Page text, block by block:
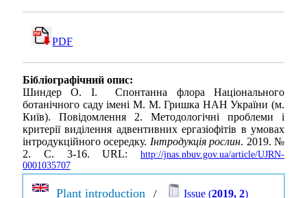
PDF
Бібліографічний опис:
Шиндер О. І. Спонтанна флора Національного
ботанічного саду імені М. М. Гришка НАН України (м.
Київ). Повідомлення 2. Методологічні проблеми і
критерії виділення адвентивних ергазіофітів в умовах
інтродукційного осередку. Інтродукція рослин. 2019. №
2. С. 3-16. URL: http://jnas.nbuv.gov.ua/article/UJRN-
0001035707
Plant introduction / Issue (2019, 2)